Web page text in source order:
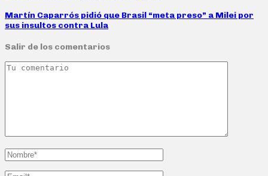
Martín Caparrós pidió que Brasil “meta preso” a Milei por
sus insultos contra Lula
Salir de los comentarios